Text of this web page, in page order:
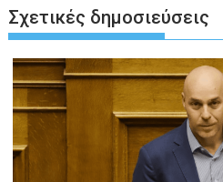
Σχετικές δημοσιεύσεις